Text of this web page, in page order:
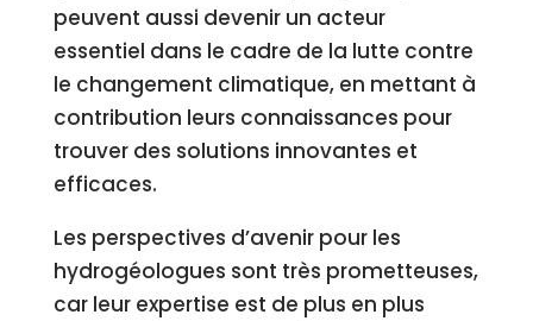
peuvent aussi devenir un acteur
essentiel dans le cadre de la lutte contre
le changement climatique, en mettant à
contribution leurs connaissances pour
trouver des solutions innovantes et
efficaces.
Les perspectives d’avenir pour les
hydrogéologues sont très prometteuses,
car leur expertise est de plus en plus